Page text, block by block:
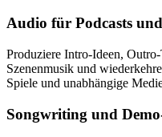
Audio für Podcasts
Produziere Intro-Ideen,
Szenenmusik und
Spiele und unabhängige
Songwriting und